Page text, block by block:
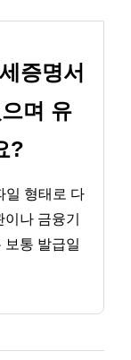
증명서
며 유
?
일 형태로 다
나 금융기
보통 발급일